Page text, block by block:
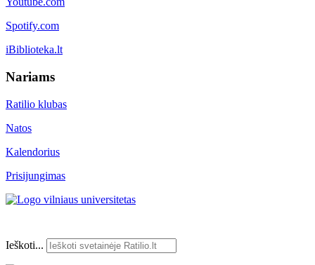
Spotify.com
iBiblioteka.lt
Nariams
Ratilio klubas
Natos
Kalendorius
Prisijungimas
Ieškoti...